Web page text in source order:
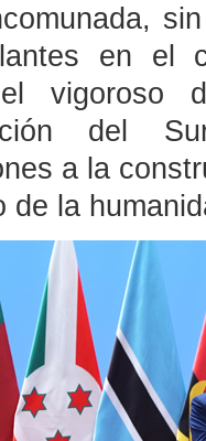
en el
el
del
a la
de la